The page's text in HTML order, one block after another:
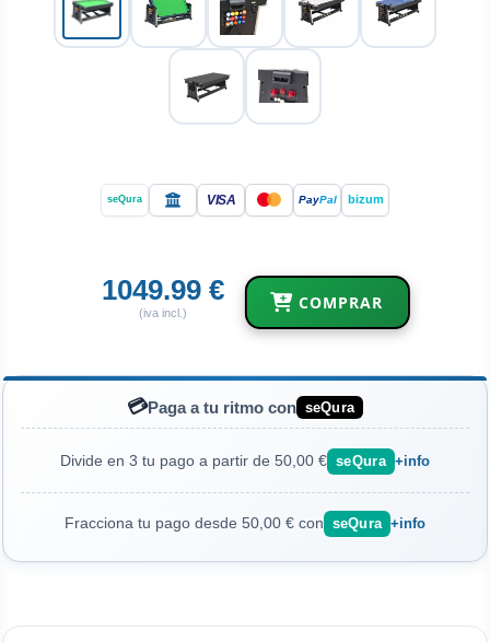
seQura VISA PayPal bizum
1049.99 €
(iva incl.) COMPRAR
💳Paga a tu ritmo con seQura
Divide en 3 tu pago a partir de 50,00 € seQura +info
Fracciona tu pago desde 50,00 € con seQura +info